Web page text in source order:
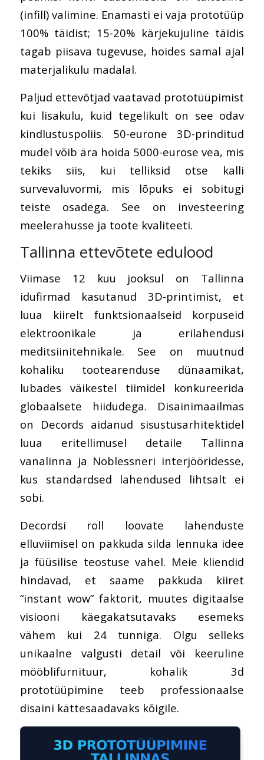
(infill) valimine. Enamasti ei vaja prototüüp
100% täidist; 15-20% kärjekujuline täidis
tagab piisava tugevuse, hoides samal ajal
materjalikulu madalal.
Paljud ettevõtjad vaatavad prototüüpimist
kui lisakulu, kuid tegelikult on see odav
kindlustuspoliis. 50-eurone 3D-prinditud
mudel võib ära hoida 5000-eurose vea, mis
tekiks siis, kui telliksid otse kalli
survevaluvormi, mis lõpuks ei sobitugi
teiste osadega. See on investeering
meelerahusse ja toote kvaliteeti.
Tallinna ettevõtete edulood
Viimase 12 kuu jooksul on Tallinna
idufirmad kasutanud 3D-printimist, et
luua kiirelt funktsionaalseid korpuseid
elektroonikale ja erilahendusi
meditsiinitehnikale. See on muutnud
kohaliku tootearenduse dünaamikat,
lubades väikestel tiimidel konkureerida
globaalsete hiidudega. Disainimaailmas
on Decords aidanud sisustusarhitektidel
luua eritellimusel detaile Tallinna
vanalinna ja Noblessneri interjööridesse,
kus standardsed lahendused lihtsalt ei
sobi.
Decordsi roll loovate lahenduste
elluviimisel on pakkuda silda lennuka idee
ja füüsilise teostuse vahel. Meie kliendid
hindavad, et saame pakkuda kiiret
“instant wow” faktorit, muutes digitaalse
visiooni käegakatsutavaks esemeks
vähem kui 24 tunniga. Olgu selleks
unikaalne valgusti detail või keeruline
mööblifurnituur, kohalik 3d
prototüüpimine teeb professionaalse
disaini kättesaadavaks kõigile.